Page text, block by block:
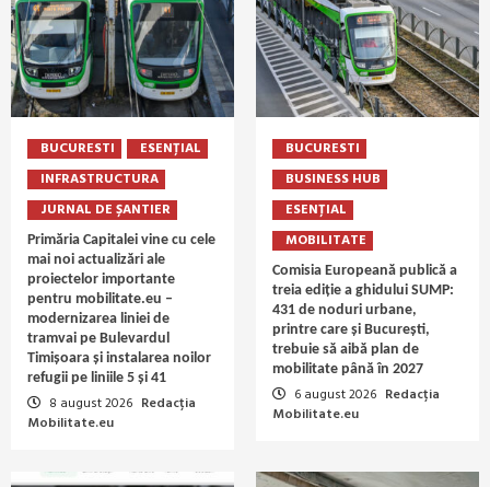
BUCURESTI
ESENȚIAL
INFRASTRUCTURA
JURNAL DE ȘANTIER
Primăria Capitalei vine cu cele
mai noi actualizări ale
proiectelor importante
pentru mobilitate.eu –
modernizarea liniei de
tramvai pe Bulevardul
Timișoara și instalarea noilor
refugii pe liniile 5 și 41
8 august 2026 Redacția
Mobilitate.eu
BUCURESTI
BUSINESS HUB
ESENȚIAL
MOBILITATE
Comisia Europeană publică a
treia ediție a ghidului SUMP:
431 de noduri urbane,
printre care și București,
trebuie să aibă plan de
mobilitate până în 2027
6 august 2026 Redacția
Mobilitate.eu